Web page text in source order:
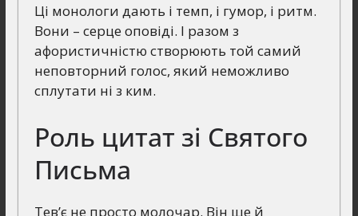
Ці монологи дають і темп, і гумор, і ритм.
Вони – серце оповіді. І разом з
афористичністю створюють той самий
неповторний голос, який неможливо
сплутати ні з ким.
Роль цитат зі Святого
Письма
Тев’є не просто молочар. Він ще й